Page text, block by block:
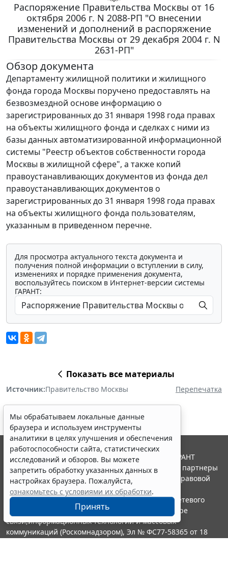
Распоряжение Правительства Москвы от 16
октября 2006 г. N 2088-РП "О внесении
изменений и дополнений в распоряжение
Правительства Москвы от 29 декабря 2004 г. N
2631-РП"
Обзор документа
Департаменту жилищной политики и жилищного
фонда города Москвы поручено предоставлять на
безвозмездной основе информацию о
зарегистрированных до 31 января 1998 года правах
на объекты жилищного фонда и сделках с ними из
базы данных автоматизированной информационной
системы "Реестр объектов собственности города
Москвы в жилищной сфере", а также копий
правоустанавливающих документов из фонда дел
правоустанавливающих документов о
зарегистрированных до 31 января 1998 года правах
на объекты жилищного фонда пользователям,
указанным в приведенном перечне.
Для просмотра актуального текста документа и
получения полной информации о вступлении в силу,
изменениях и порядке применения документа,
воспользуйтесь поиском в Интернет-версии системы
ГАРАНТ:
Показать все материалы
Источник:Правительство Москвы Перепечатка
Мы обрабатываем локальные данные
браузера и используем инструменты
аналитики в целях улучшения и обеспечения
работоспособности сайта, статистических
исследований и обзоров. Вы можете
запретить обработку указанных данных в
настройках браузера. Пожалуйста,
ознакомьтесь с условиями их обработки.
Принять
© ООО "НПП "ГАРАНТ-СЕРВИС", 2026. Система ГАРАНТ
выпускается с 1990 года. Компания "Гарант" и ее партнеры
являются участниками Российской ассоциации правовой
информации ГАРАНТ.
Портал ГАРАНТ.РУ зарегистрирован в качестве сетевого
издания Федеральной службой по надзору в сфере
связи,информационных технологий и массовых
коммуникаций (Роскомнадзором), Эл № ФС77-58365 от 18